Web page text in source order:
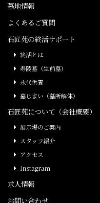
墓地情報
よくあるご質問
石匠苑の終活サポート
終活とは
寿陵墓（生前墓）
永代供養
墓じまい（墓所解体）
石匠苑について（会社概要）
展示場のご案内
スタッフ紹介
アクセス
Instagram
求人情報
お問い合わせ